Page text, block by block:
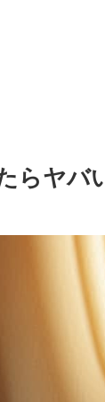
らヤバ